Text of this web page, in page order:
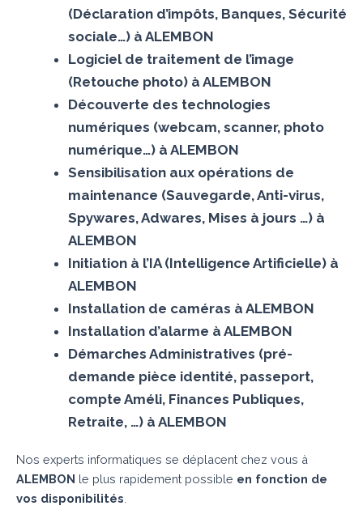
(Déclaration d’impôts, Banques, Sécurité
sociale…) à ALEMBON
Logiciel de traitement de l’image
(Retouche photo) à ALEMBON
Découverte des technologies
numériques (webcam, scanner, photo
numérique…) à ALEMBON
Sensibilisation aux opérations de
maintenance (Sauvegarde, Anti-virus,
Spywares, Adwares, Mises à jours …) à
ALEMBON
Initiation à l’IA (Intelligence Artificielle) à
ALEMBON
Installation de caméras à ALEMBON
Installation d’alarme à ALEMBON
Démarches Administratives (pré-
demande pièce identité, passeport,
compte Améli, Finances Publiques,
Retraite, …) à ALEMBON
Nos experts informatiques se déplacent chez vous à
ALEMBON le plus rapidement possible en fonction de
vos disponibilités.